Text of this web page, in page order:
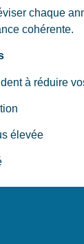
chaque
cohérente.
à réduire
élevée